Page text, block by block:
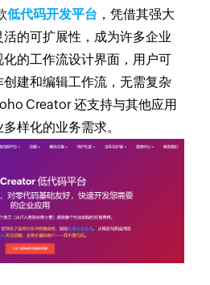
低代码开发平台 ，凭借其强大
的可扩展性，成为许多企业
的工作流设计界面，用户可
建和编辑工作流，无需复杂
Creator 还支持与其他应用
样化的业务需求。